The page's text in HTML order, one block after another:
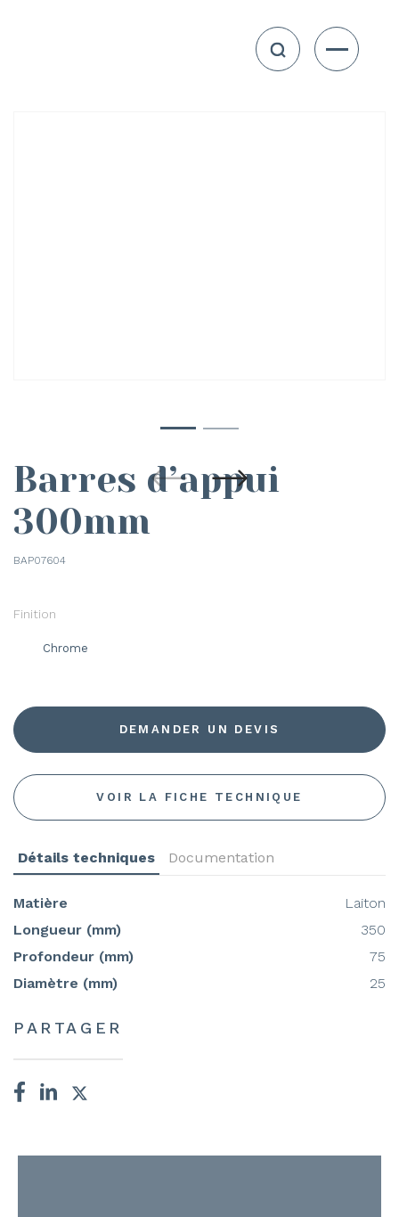
Barres d’appui
300mm
BAP07604
Finition
Chrome
DEMANDER UN DEVIS
VOIR LA FICHE TECHNIQUE
Détails techniques Documentation
Matière
Laiton
Longueur (mm)
350
Profondeur (mm)
75
Diamètre (mm)
25
PARTAGER